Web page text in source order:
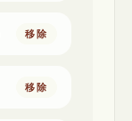
移除
移除